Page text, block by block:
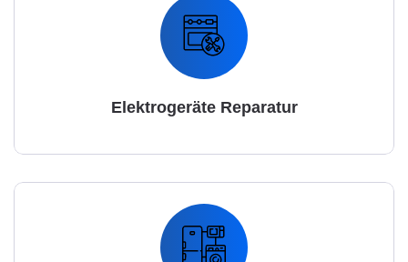
Elektrogeräte Reparatur